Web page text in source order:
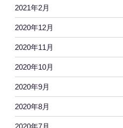
2021年2月
2020年12月
2020年11月
2020年10月
2020年9月
2020年8月
2020年7月